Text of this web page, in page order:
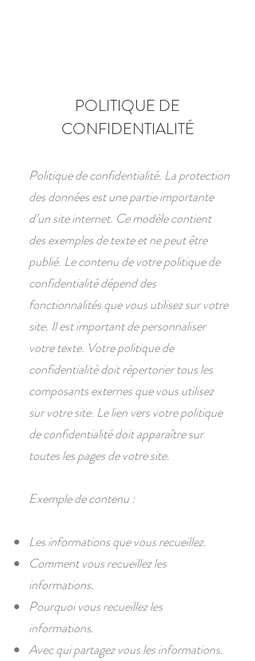
POLITIQUE DE
CONFIDENTIALITÉ
Politique de confidentialité. La protection
des données est une partie importante
d’un site internet. Ce modèle contient
des exemples de texte et ne peut être
publié. Le contenu de votre politique de
confidentialité dépend des
fonctionnalités que vous utilisez sur votre
site. Il est important de personnaliser
votre texte. Votre politique de
confidentialité doit répertorier tous les
composants externes que vous utilisez
sur votre site. Le lien vers votre politique
de confidentialité doit apparaître sur
toutes les pages de votre site.
Exemple de contenu :
Les informations que vous recueillez.
Comment vous recueillez les
informations.
Pourquoi vous recueillez les
informations.
Avec qui partagez vous les informations.